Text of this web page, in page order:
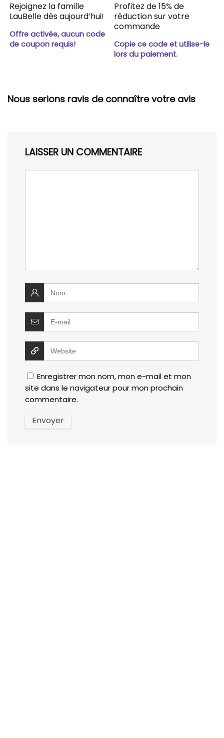
Rejoignez la famille
LauBelle dès aujourd’hui!
Offre activée, aucun code
de coupon requis!
Profitez de 15% de
réduction sur votre
commande
Copie ce code et utilise-le
lors du paiement.
Nous serions ravis de connaître votre avis
LAISSER UN COMMENTAIRE
Enregistrer mon nom, mon e-mail et mon
site dans le navigateur pour mon prochain
commentaire.